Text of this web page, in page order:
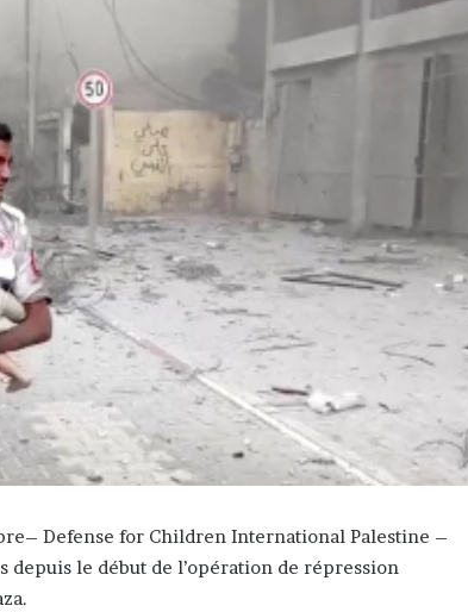
Defense for Children International Palestine –
depuis le début de l’opération de répression